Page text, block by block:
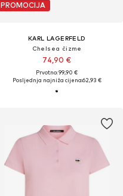
PROMOCIJA
KARL LAGERFELD
Chelsea čizme
74,90 €
Prvotno: 99,90 €
Posljednja najniža cijena:62,93 €